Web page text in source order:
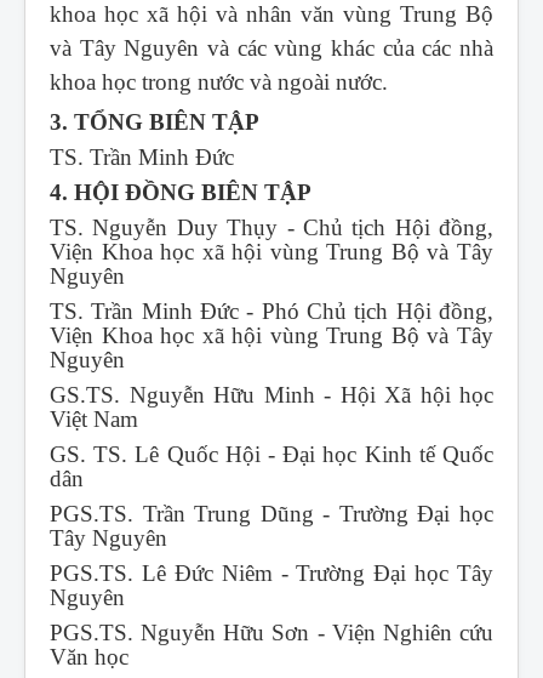
khoa học xã hội và nhân văn vùng Trung Bộ
và Tây Nguyên và các vùng khác của các nhà
khoa học trong nước và ngoài nước.
3. TỔNG BIÊN TẬP
TS. Trần Minh Đức
4. HỘI ĐỒNG BIÊN TẬP
TS. Nguyễn Duy Thụy - Chủ tịch Hội đồng,
Viện Khoa học xã hội vùng Trung Bộ và Tây
Nguyên
TS. Trần Minh Đức - Phó Chủ tịch Hội đồng,
Viện Khoa học xã hội vùng Trung Bộ và Tây
Nguyên
GS.TS. Nguyễn Hữu Minh - Hội Xã hội học
Việt Nam
GS. TS. Lê Quốc Hội - Đại học Kinh tế Quốc
dân
PGS.TS. Trần Trung Dũng - Trường Đại học
Tây Nguyên
PGS.TS. Lê Đức Niêm - Trường Đại học Tây
Nguyên
PGS.TS. Nguyễn Hữu Sơn - Viện Nghiên cứu
Văn học